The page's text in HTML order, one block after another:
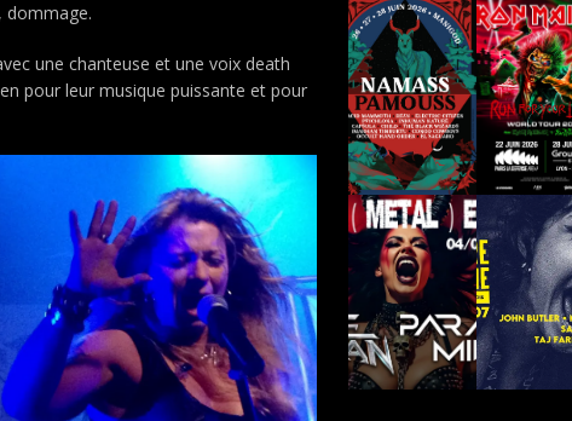
dommage.
une chanteuse et une voix death
pour leur musique puissante et pour